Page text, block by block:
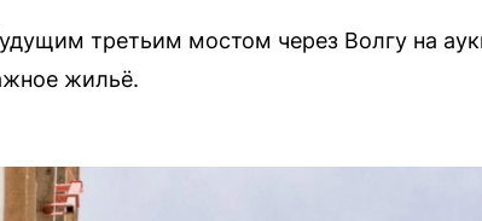
третьим мостом через Волгу на
жильё.